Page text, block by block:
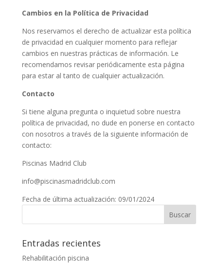
Cambios en la Política de Privacidad
Nos reservamos el derecho de actualizar esta política
de privacidad en cualquier momento para reflejar
cambios en nuestras prácticas de información. Le
recomendamos revisar periódicamente esta página
para estar al tanto de cualquier actualización.
Contacto
Si tiene alguna pregunta o inquietud sobre nuestra
política de privacidad, no dude en ponerse en contacto
con nosotros a través de la siguiente información de
contacto:
Piscinas Madrid Club
info@piscinasmadridclub.com
Fecha de última actualización: 09/01/2024
Entradas recientes
Rehabilitación piscina